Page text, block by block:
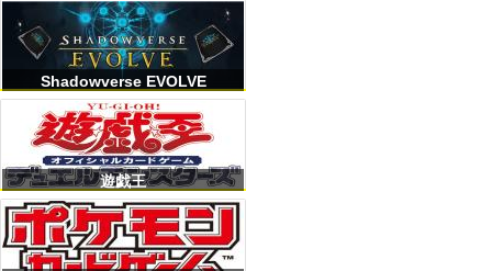
Shadowverse EVOLVE
遊戯王